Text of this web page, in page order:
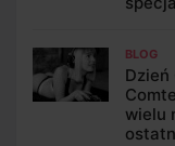
BLOG
wielu